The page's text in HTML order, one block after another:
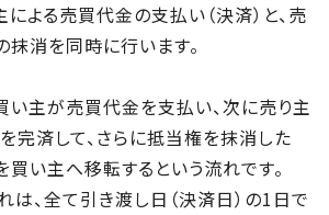
よる売買代金の支払い（決済）と、売
抹消を同時に行います。
い主が売買代金を支払い、次に売り主
完済して、さらに抵当権を抹消した
い主へ移転するという流れです。
は、全て引き渡し日（決済日）の1日で